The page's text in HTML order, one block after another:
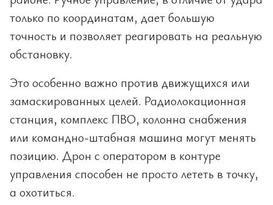
только по координатам, дает большую
точность и позволяет реагировать на реальную
обстановку.
Это особенно важно против движущихся или
замаскированных целей. Радиолокационная
станция, комплекс ПВО, колонна снабжения
или командно-штабная машина могут менять
позицию. Дрон с оператором в контуре
управления способен не просто лететь в точку,
а охотиться.